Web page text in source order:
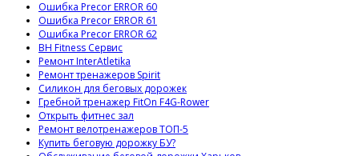
Ошибка Precor ERROR 60
Ошибка Precor ERROR 61
Ошибка Precor ERROR 62
BH Fitness Сервис
Ремонт InterAtletika
Ремонт тренажеров Spirit
Силикон для беговых дорожек
Гребной тренажер FitOn F4G-Rower
Открыть фитнес зал
Ремонт велотренажеров ТОП-5
Купить беговую дорожку БУ?